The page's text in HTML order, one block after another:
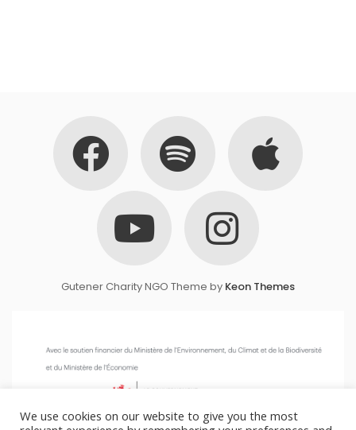
Gutener Charity NGO Theme by Keon Themes
We use cookies on our website to give you the most